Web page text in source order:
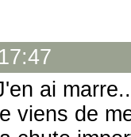
ai marre..
viens de